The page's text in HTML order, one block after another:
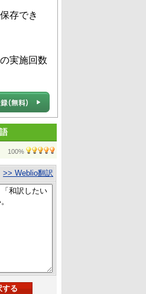
存でき
実施回数
100%
>> Weblio翻訳